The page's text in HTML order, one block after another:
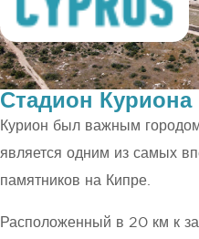
Стадион Куриона
Курион был важным
является одним из самых
памятников на Кипре.
Расположенный в 20 км к